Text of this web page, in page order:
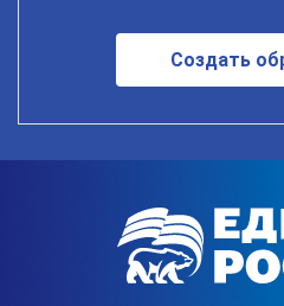
Создать